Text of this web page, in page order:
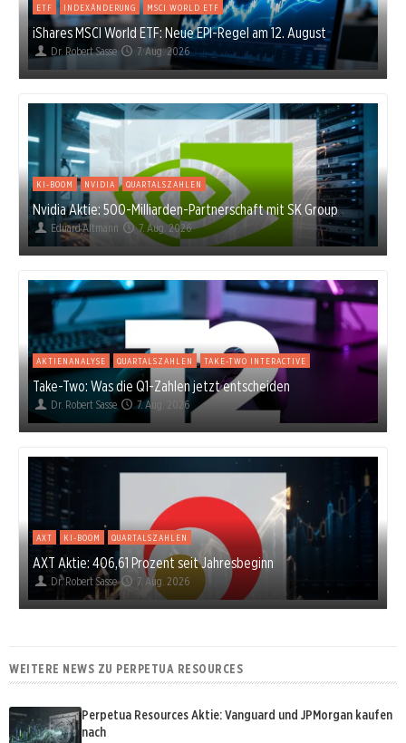
ETF INDEXÄNDERUNG MSCI WORLD ETF
iShares MSCI World ETF: Neue EPI-Regel am 12. August
Dr. Robert Sasse 7. Aug. 2026
KI-BOOM NVIDIA QUARTALSZAHLEN
Nvidia Aktie: 500-Milliarden-Partnerschaft mit SK Group
Eduard Altmann 7. Aug. 2026
AKTIENANALYSE QUARTALSZAHLEN TAKE-TWO INTERACTIVE
Take-Two: Was die Q1-Zahlen jetzt entscheiden
Dr. Robert Sasse 7. Aug. 2026
AXT KI-BOOM QUARTALSZAHLEN
AXT Aktie: 406,61 Prozent seit Jahresbeginn
Dr. Robert Sasse 7. Aug. 2026
WEITERE NEWS ZU PERPETUA RESOURCES
Perpetua Resources Aktie: Vanguard und JPMorgan kaufen
nach